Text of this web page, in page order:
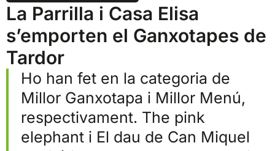
La Parrilla i Casa Elisa
s’emporten el Ganxotapes de
Tardor
Ho han fet en la categoria de
Millor Ganxotapa i Millor Menú,
respectivament. The pink
elephant i El dau de Can Miquel